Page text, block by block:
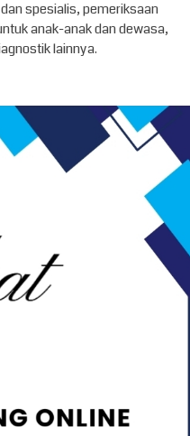
spesialis, pemeriksaan
anak-anak dan dewasa,
lainnya.